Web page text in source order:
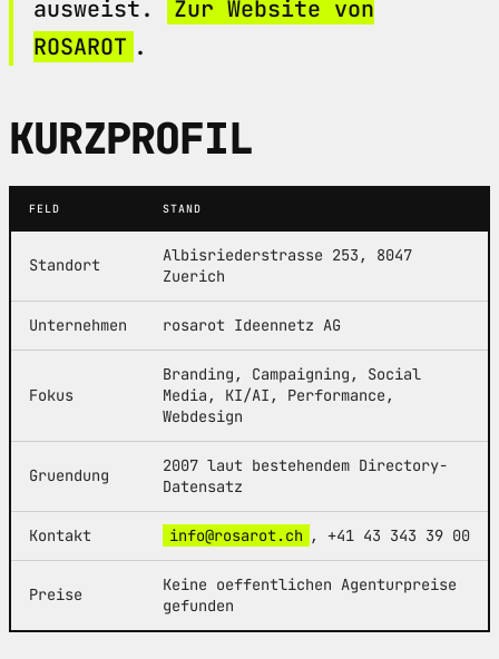
ausweist.
Zur Website von
ROSAROT .
KURZPROFIL
FELD STAND
Standort
Albisriederstrasse 253, 8047
Zuerich
Unternehmen rosarot Ideennetz AG
Fokus
Branding, Campaigning, Social
Media, KI/AI, Performance,
Webdesign
Gruendung
2007 laut bestehendem Directory-
Datensatz
Kontakt info@rosarot.ch , +41 43 343 39 00
Preise
Keine oeffentlichen Agenturpreise
gefunden